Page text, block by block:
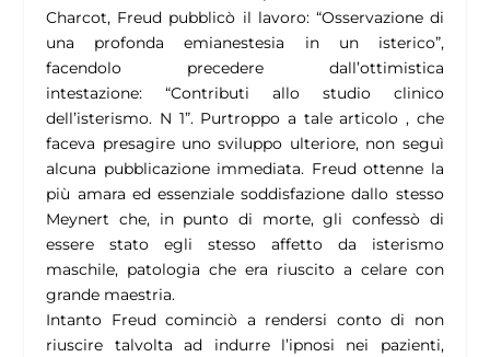
Charcot, Freud pubblicò il lavoro: “Osservazione di
una profonda emianestesia in un isterico”,
facendolo precedere dall’ottimistica
intestazione:“Contributi allo studio clinico
dell’isterismo. N 1”. Purtroppo a tale articolo , che
faceva presagire uno sviluppo ulteriore, non seguì
alcuna pubblicazione immediata. Freud ottenne la
più amara ed essenziale soddisfazione dallo stesso
Meynert che, in punto di morte, gli confessò di
essere stato egli stesso affetto da isterismo
maschile, patologia che era riuscito a celare con
grande maestria.
Intanto Freud cominciò a rendersi conto di non
riuscire talvolta ad indurre l’ipnosi nei pazienti,